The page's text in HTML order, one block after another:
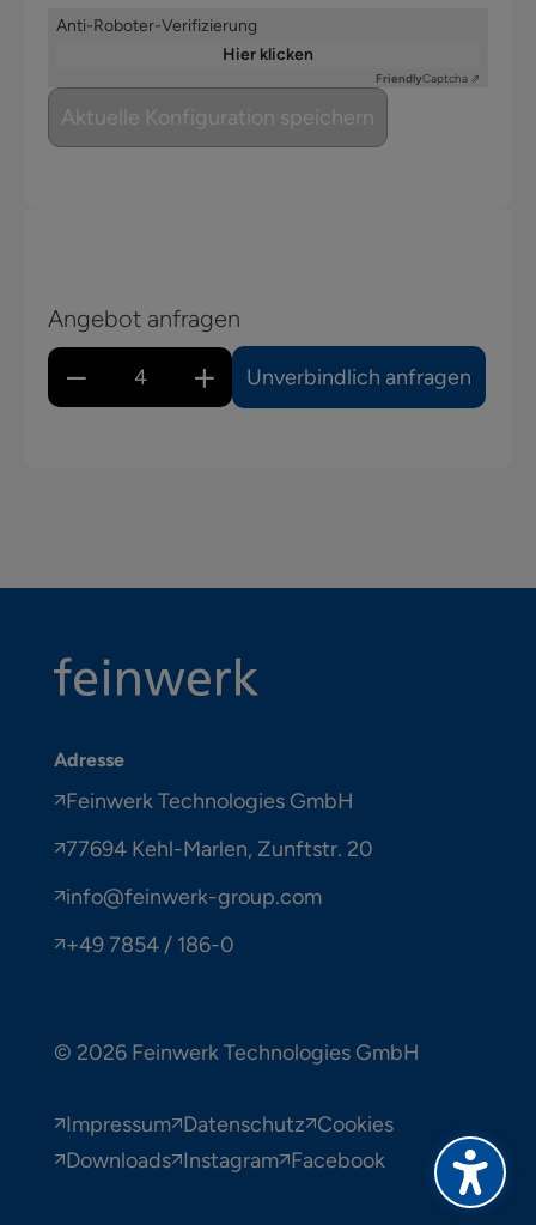
Anti-Roboter-Verifizierung
Hier klicken
FriendlyCaptcha ⇗
Aktuelle Konfiguration speichern
Angebot anfragen
Unverbindlich anfragen
Adresse
Feinwerk Technologies GmbH
77694 Kehl-Marlen, Zunftstr. 20
info@feinwerk-group.com
+49 7854 / 186-0
© 2026 Feinwerk Technologies GmbH
Impressum Datenschutz Cookies
Downloads Instagram Facebook